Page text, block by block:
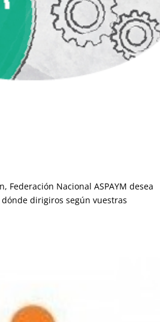
Federación Nacional ASPAYM desea
dirigiros según vuestras